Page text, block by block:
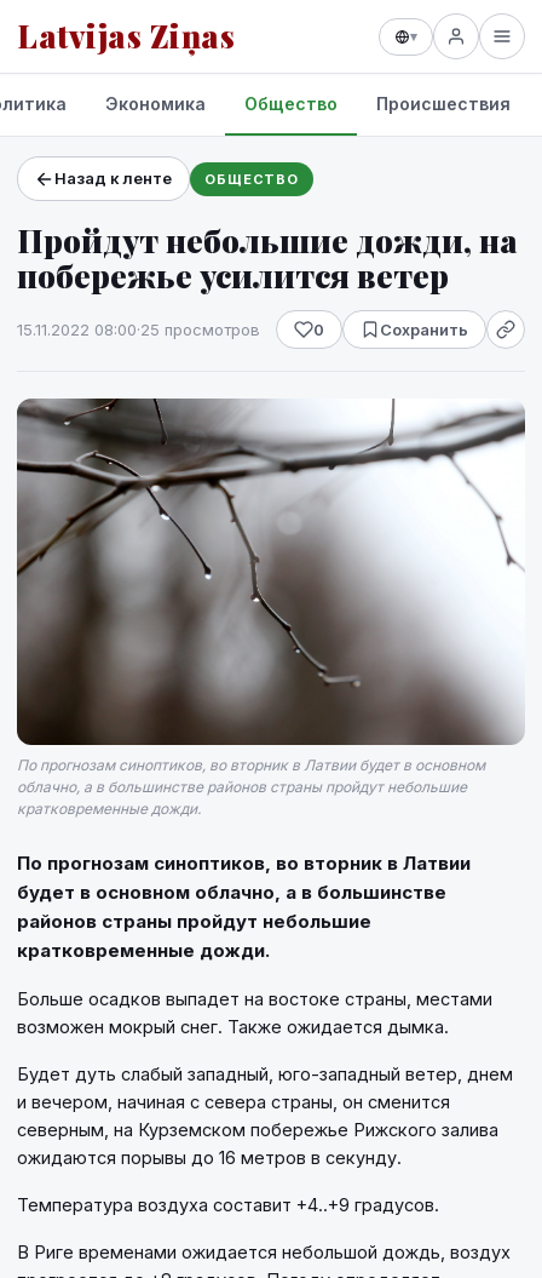
Latvijas Ziņas ▾
Проекты и сервисы
Прогноз погоды
Экономика Общество Происшествия
Назад к ленте ОБЩЕСТВО
Пройдут небольшие дожди, на
побережье усилится ветер
15.11.2022 08:00·25 просмотров 0 Сохранить
По прогнозам синоптиков, во вторник в Латвии будет в основном
облачно, а в большинстве районов страны пройдут небольшие
кратковременные дожди.
По прогнозам синоптиков, во вторник в Латвии
будет в основном облачно, а в большинстве
районов страны пройдут небольшие
кратковременные дожди.
Больше осадков выпадет на востоке страны, местами
возможен мокрый снег. Также ожидается дымка.
Будет дуть слабый западный, юго-западный ветер, днем
и вечером, начиная с севера страны, он сменится
северным, на Курземском побережье Рижского залива
ожидаются порывы до 16 метров в секунду.
Температура воздуха составит +4..+9 градусов.
В Риге временами ожидается небольшой дождь, воздух